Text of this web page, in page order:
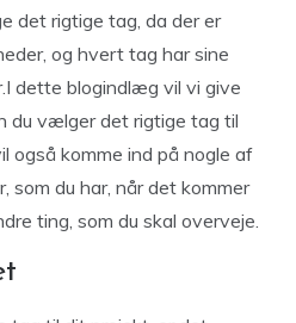
rigtige tag, da der er
og hvert tag har sine
dette blogindlæg vil vi give
du vælger det rigtige tag til
også komme ind på nogle af
som du har, når det kommer
ting, som du skal overveje.